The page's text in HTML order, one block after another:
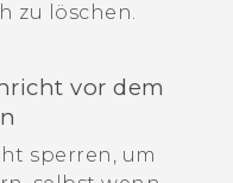
zu löschen.
vor dem
sperren, um